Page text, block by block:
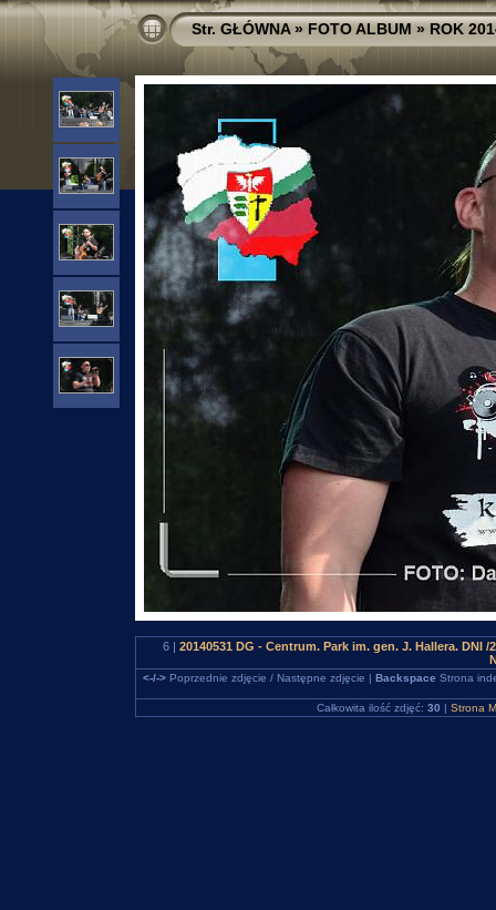
Str. GŁÓWNA»FOTO ALBUM»ROK
6 | 20140531 DG - Centrum. Park im. gen. J. Hallera. DNI
<-/->Poprzednie zdjęcie / Następne zdjęcie | Backspace Strona
Całkowita ilość zdjęć: 30 | Strona